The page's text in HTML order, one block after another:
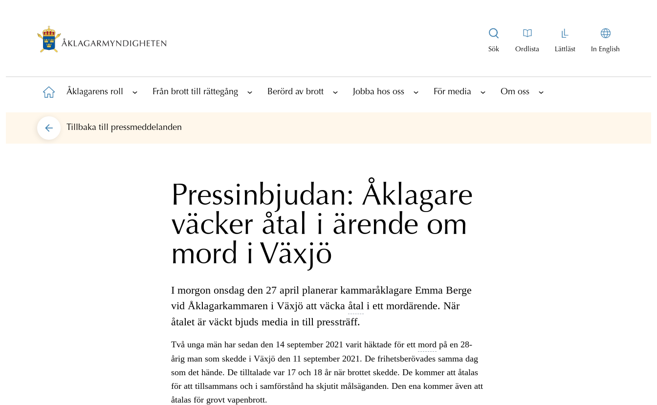
Sök Ordlista Lättläst In English
Åklagarens roll Från brott till rättegång Berörd av brott Jobba hos oss För media Om oss
Tillbaka till pressmeddelanden
Pressinbjudan: Åklagare
väcker åtal i ärende om
mord i Växjö
I morgon onsdag den 27 april planerar kammaråklagare Emma Berge
vid Åklagarkammaren i Växjö att väcka åtal i ett mordärende. När
åtalet är väckt bjuds media in till pressträff.
Två unga män har sedan den 14 september 2021 varit häktade för ett mord på en 28-
årig man som skedde i Växjö den 11 september 2021. De frihetsberövades samma dag
som det hände. De tilltalade var 17 och 18 år när brottet skedde. De kommer att åtalas
för att tillsammans och i samförstånd ha skjutit målsäganden. Den ena kommer även att
åtalas för grovt vapenbrott.